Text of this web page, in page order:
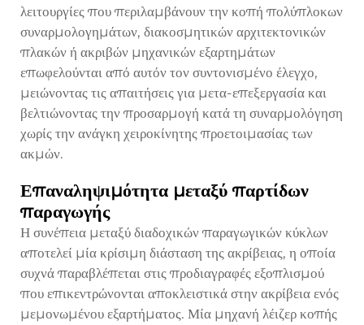
λειτουργίες που περιλαμβάνουν την κοπή πολύπλοκων
συναρμολογημάτων, διακοσμητικών αρχιτεκτονικών
πλακών ή ακριβών μηχανικών εξαρτημάτων
επωφελούνται από αυτόν τον συντονισμένο έλεγχο,
μειώνοντας τις απαιτήσεις για μετα-επεξεργασία και
βελτιώνοντας την προσαρμογή κατά τη συναρμολόγηση
χωρίς την ανάγκη χειροκίνητης προετοιμασίας των
ακμών.
Επαναληψιμότητα μεταξύ παρτίδων
παραγωγής
Η συνέπεια μεταξύ διαδοχικών παραγωγικών κύκλων
αποτελεί μία κρίσιμη διάσταση της ακρίβειας, η οποία
συχνά παραβλέπεται στις προδιαγραφές εξοπλισμού
που επικεντρώνονται αποκλειστικά στην ακρίβεια ενός
μεμονωμένου εξαρτήματος. Μία μηχανή λέιζερ κοπής